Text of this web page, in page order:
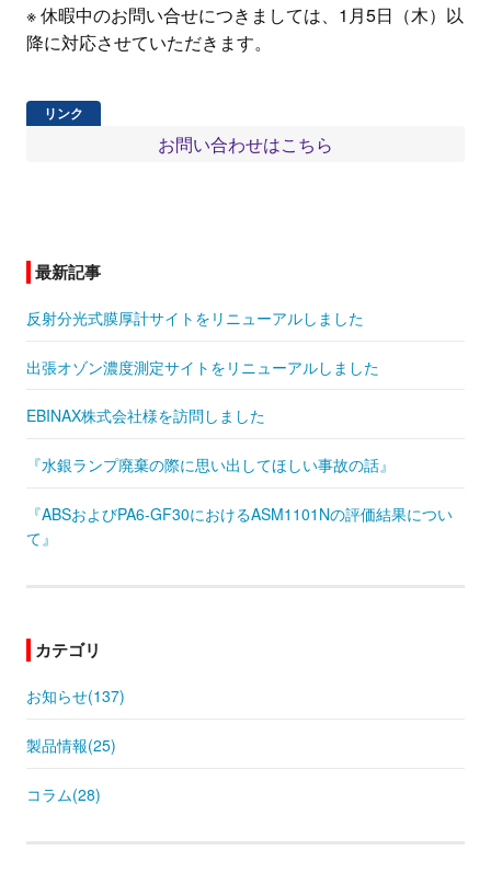
※ 休暇中のお問い合せにつきましては、1月5日（木）以
降に対応させていただきます。
お問い合わせはこちら
最新記事
反射分光式膜厚計サイトをリニューアルしました
出張オゾン濃度測定サイトをリニューアルしました
EBINAX株式会社様を訪問しました
『水銀ランプ廃棄の際に思い出してほしい事故の話』
『ABSおよびPA6-GF30におけるASM1101Nの評価結果につい
て』
カテゴリ
お知らせ(137)
製品情報(25)
コラム(28)